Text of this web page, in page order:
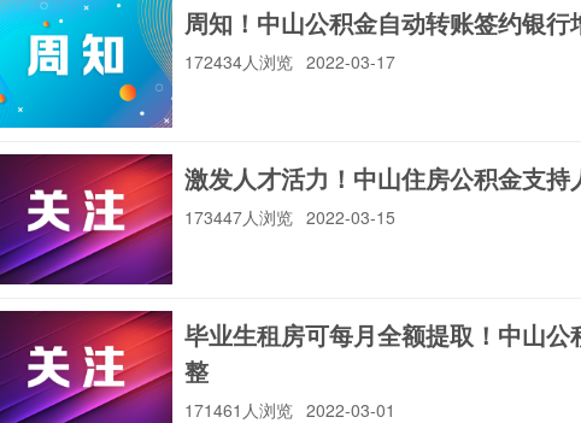
周知！中山公积金自动转账签约银行
172434人浏览 2022-03-17
激发人才活力！中山住房公积金支持
173447人浏览 2022-03-15
毕业生租房可每月全额提取！中山公
整
171461人浏览 2022-03-01